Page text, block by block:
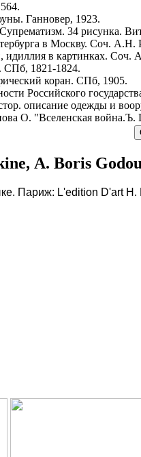
Ганновер, 1923.
34 рисунка.
в Москву. Соч. А.Н.
идиллия в картинках. Соч.
СПб, 1821-1824.
коран. СПб, 1905.
Российского
описание одежды и
О. "Вселенская война.Ъ.
А. Boris
Париж: L'edition D'art H.